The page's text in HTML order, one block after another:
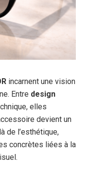
incarnent une vision
Entre design
elles
devient un
de l’esthétique,
concrètes liées à la